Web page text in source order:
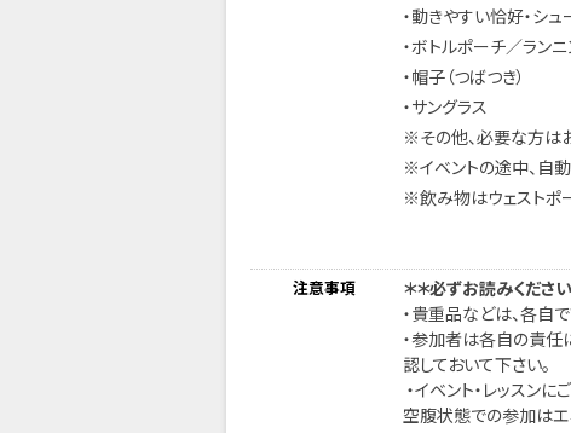
・動きやすい恰好・シュ
・ボトルポーチ／ラン
・帽子（つばつき）
・サングラス
※その他、必要な方は
※イベントの途中、自
※飲み物はウェストポ
注意事項
＊＊必ずお読みくださ
・貴重品などは、各自
・参加者は各自の責
認しておいて下さい。
・イベント・レッスン
空腹状態での参加はエ